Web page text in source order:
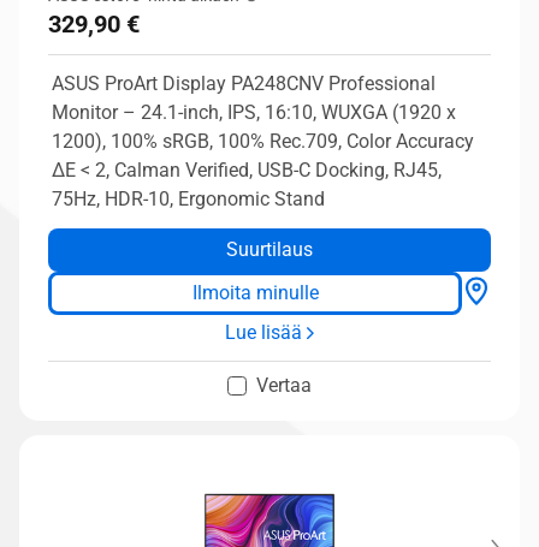
329,90 €
ASUS ProArt Display PA248CNV Professional
Monitor – 24.1-inch, IPS, 16:10, WUXGA (1920 x
1200), 100% sRGB, 100% Rec.709, Color Accuracy
ΔE < 2, Calman Verified, USB-C Docking, RJ45,
75Hz, HDR-10, Ergonomic Stand
Suurtilaus
Ilmoita minulle
Lue lisää
Vertaa